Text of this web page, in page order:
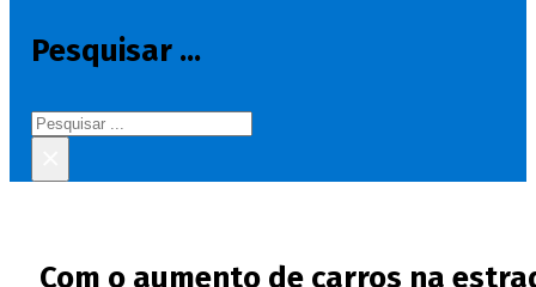
Pesquisar ...
Pesquisar
Com o aumento de carros na